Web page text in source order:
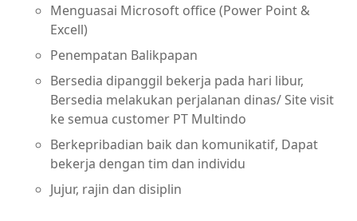
Menguasai Microsoft office (Power Point &
Excell)
Penempatan Balikpapan
Bersedia dipanggil bekerja pada hari libur,
Bersedia melakukan perjalanan dinas/ Site visit
ke semua customer PT Multindo
Berkepribadian baik dan komunikatif, Dapat
bekerja dengan tim dan individu
Jujur, rajin dan disiplin